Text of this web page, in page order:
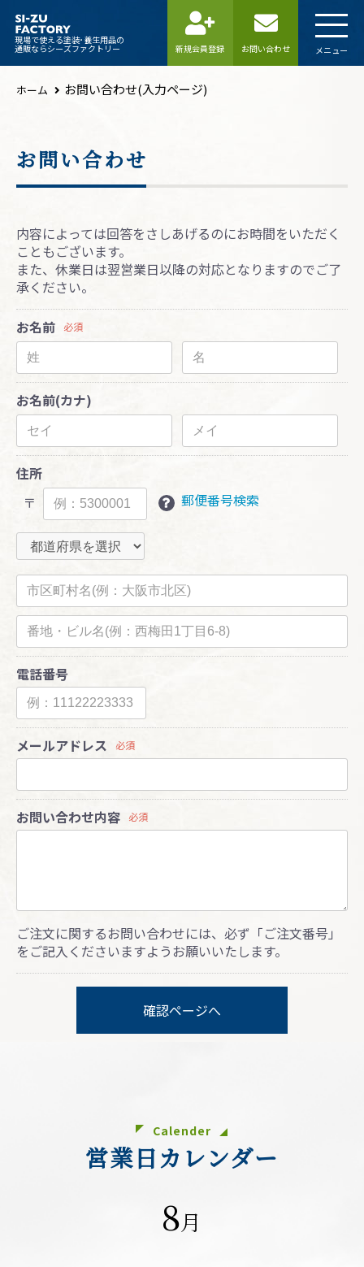
現場で使える塗装･養生用品の
通販ならシーズファクトリー 新規会員登録 お問い合わせ メニュー
ホーム お問い合わせ(入力ページ)
お問い合わせ
内容によっては回答をさしあげるのにお時間をいただく
こともございます。
また、休業日は翌営業日以降の対応となりますのでご了
承ください。
お名前 必須
お名前(カナ)
住所
〒
郵便番号検索
電話番号
メールアドレス 必須
お問い合わせ内容 必須
ご注文に関するお問い合わせには、必ず「ご注文番号」
をご記入くださいますようお願いいたします。
確認ページへ
Calender
営業日カレンダー
8月